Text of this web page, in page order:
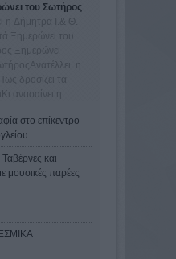
του Σωτήρος
η Δήμητρα Ι.& Θ.
Ξημερώνει του
Ξημερώνει
η
δροσίζει τα’
ανασαίνει η ...
στο επίκεντρο
και
μουσικές παρέες